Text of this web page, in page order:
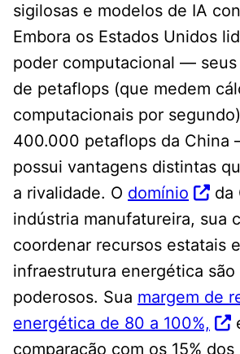
sigilosas e modelos de IA
Embora os Estados Unidos
poder computacional —
de petaflops (que medem
computacionais por
400.000 petaflops da China
possui vantagens distintas
a rivalidade. O domínio
da
indústria manufatureira, sua
coordenar recursos estatais
infraestrutura energética são
poderosos. Sua margem de
energética de 80 a 100%,
comparação com os 15% dos